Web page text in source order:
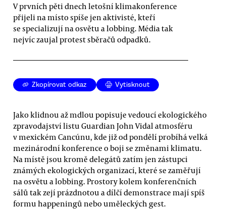
V prvních pěti dnech letošní klimakonference
přijeli na místo spíše jen aktivisté, kteří
se specializují na osvětu a lobbing. Média tak
nejvíc zaujal protest sběračů odpadků.
Zkopírovat odkaz Vytisknout
Jako klidnou až mdlou popisuje vedoucí ekologického
zpravodajství listu Guardian John Vidal atmosféru
v mexickém Cancúnu, kde již od pondělí probíhá velká
mezinárodní konference o boji se změnami klimatu.
Na místě jsou kromě delegátů zatím jen zástupci
známých ekologických organizací, které se zaměřují
na osvětu a lobbing. Prostory kolem konferenčních
sálů tak zejí prázdnotou a dílčí demonstrace mají spíš
formu happeningů nebo uměleckých gest.